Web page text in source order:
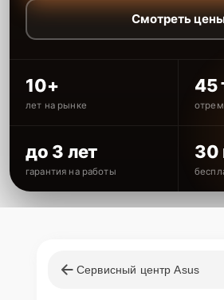
Смотреть
10+
лет на рынке
45
до 3 лет
гарантия на работы
30
Сервисный центр Asus